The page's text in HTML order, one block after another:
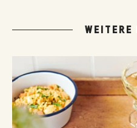
WEITERE